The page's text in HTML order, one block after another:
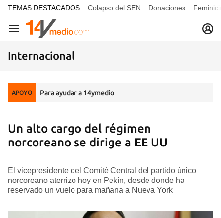
common.go-to-content
TEMAS DESTACADOS Colapso del SEN Donaciones
Navegación
Internacional
APOYO Para ayudar a 14ymedio
Un alto cargo del régimen
norcoreano se dirige a EE UU
El vicepresidente del Comité Central del partido único
norcoreano aterrizó hoy en Pekín, desde donde ha
reservado un vuelo para mañana a Nueva York